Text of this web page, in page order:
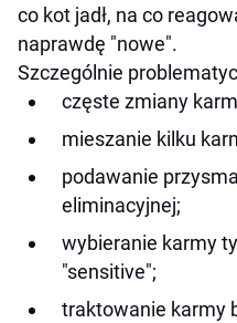
co kot jadł, na co
naprawdę "nowe".
Szczególnie
częste zmiany
mieszanie kilku
podawanie
eliminacyjnej;
wybieranie karmy
"sensitive";
traktowanie karmy